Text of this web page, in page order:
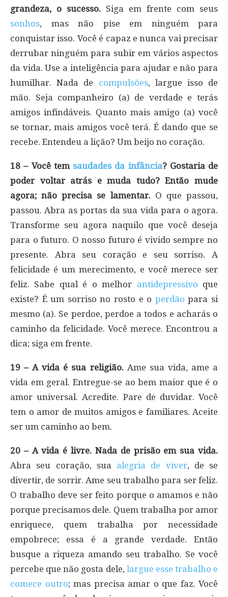
grandeza, o sucesso. Siga em frente com seus
sonhos, mas não pise em ninguém para
conquistar isso. Você é capaz e nunca vai precisar
derrubar ninguém para subir em vários aspectos
da vida. Use a inteligência para ajudar e não para
humilhar. Nada de compulsões, largue isso de
mão. Seja companheiro (a) de verdade e terás
amigos infindáveis. Quanto mais amigo (a) você
se tornar, mais amigos você terá. É dando que se
recebe. Entendeu a lição? Um beijo no coração.
18 – Você tem saudades da infância? Gostaria de
poder voltar atrás e muda tudo? Então mude
agora; não precisa se lamentar.O que passou,
passou. Abra as portas da sua vida para o agora.
Transforme seu agora naquilo que você deseja
para o futuro. O nosso futuro é vivido sempre no
presente. Abra seu coração e seu sorriso. A
felicidade é um merecimento, e você merece ser
feliz. Sabe qual é o melhor antidepressivo que
existe? É um sorriso no rosto e o perdão para si
mesmo (a). Se perdoe, perdoe a todos e acharás o
caminho da felicidade. Você merece. Encontrou a
dica; siga em frente.
19 – A vida é sua religião.Ame sua vida, ame a
vida em geral. Entregue-se ao bem maior que é o
amor universal. Acredite. Pare de duvidar. Você
tem o amor de muitos amigos e familiares. Aceite
ser um caminho ao bem.
20 – A vida é livre. Nada de prisão em sua vida.
Abra seu coração, sua alegria de viver, de se
divertir, de sorrir. Ame seu trabalho para ser feliz.
O trabalho deve ser feito porque o amamos e não
porque precisamos dele. Quem trabalha por amor
enriquece, quem trabalha por necessidade
empobrece; essa é a grande verdade. Então
busque a riqueza amando seu trabalho. Se você
percebe que não gosta dele, largue esse trabalho e
comece outro; mas precisa amar o que faz. Você